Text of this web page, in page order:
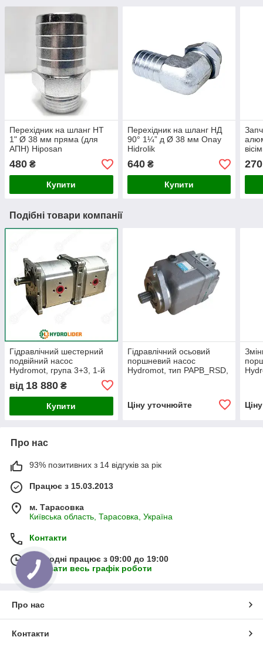
Перехідник на шланг НТ
1" Ø 38 мм пряма (для
АПН) Hiposan
480 ₴
Купити
Перехідник на шланг НД
90° 1¼” д Ø 38 мм Onay
Hidrolik
640₴
Купити
270
Подібні товари компанії
Гідравлічний шестерний
подвійний насос
Hydromot, група 3+3, 1-й
поворот вправо
від 18 880 ₴
Купити
Гідравлічний осьовий
поршневий насос
Hydromot, тип PAPB_RSD,
Ціну уточнюйте
Про нас
93% позитивних з 14 відгуків за рік
Працює з 15.03.2013
м. Тарасовка
Київська область, Тарасовка, Україна
Контакти
Сьогодні працює з 09:00 до 19:00
Показати весь графік роботи
Про нас
Контакти